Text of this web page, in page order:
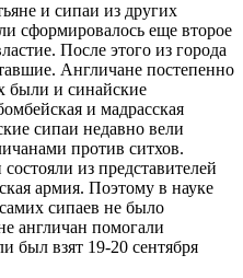
и сипаи из других
сформировалось еще второе
После этого из города
Англичане постепенно
были и синайские
и мадрасская
сипаи недавно вели
против ситхов.
из представителей
армия. Поэтому в науке
сипаев не было
англичан помогали
был взят 19-20 сентября